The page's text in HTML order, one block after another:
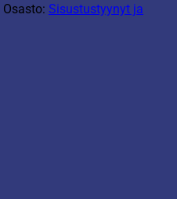
Osasto: Sisustustyynyt ja